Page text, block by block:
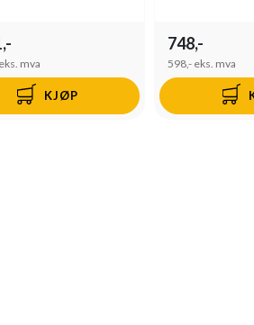
eks. mva
KJØP
748,-
598,- eks. mva